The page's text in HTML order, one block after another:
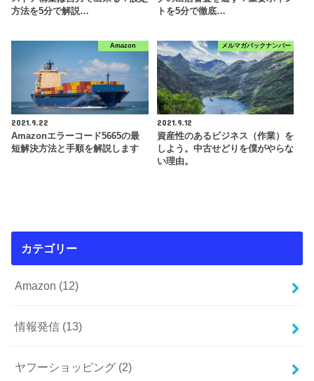
方法を5分で解説…
トを5分で徹底…
Amazon
2021.9.22
Amazonエラーコード5665の最
短解決方法と手順を解説します
メルマガバックナンバー
2021.9.12
資産性のあるビジネス（作業）を
しよう。中古せどりを僕がやらな
い理由。
カテゴリー
Amazon (12)
情報発信 (13)
ヤフーショッピング (2)